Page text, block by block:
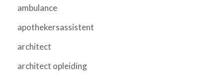
ambulance
apothekersassistent
architect
architect opleiding